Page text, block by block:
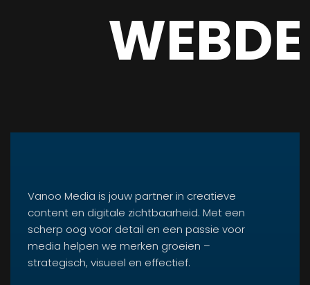
Vanoo Media is jouw partner in creatieve
content en digitale zichtbaarheid. Met een
scherp oog voor detail en een passie voor
media helpen we merken groeien –
strategisch, visueel en effectief.